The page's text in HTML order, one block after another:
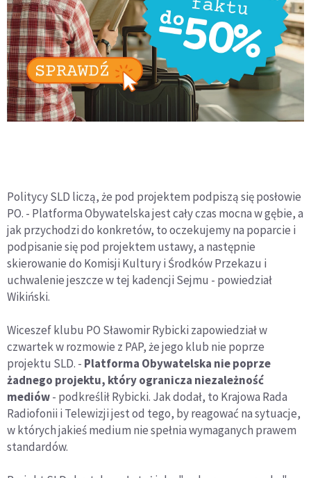
Politycy SLD liczą, że pod projektem podpiszą się posłowie
PO. - Platforma Obywatelska jest cały czas mocna w gębie, a
jak przychodzi do konkretów, to oczekujemy na poparcie i
podpisanie się pod projektem ustawy, a następnie
skierowanie do Komisji Kultury i Środków Przekazu i
uchwalenie jeszcze w tej kadencji Sejmu - powiedział
Wikiński.
Wiceszef klubu PO Sławomir Rybicki zapowiedział w
czwartek w rozmowie z PAP, że jego klub nie poprze
projektu SLD. - Platforma Obywatelska nie poprze
żadnego projektu, który ogranicza niezależność
mediów- podkreślił Rybicki. Jak dodał, to Krajowa Rada
Radiofonii i Telewizji jest od tego, by reagować na sytuacje,
w których jakieś medium nie spełnia wymaganych prawem
standardów.